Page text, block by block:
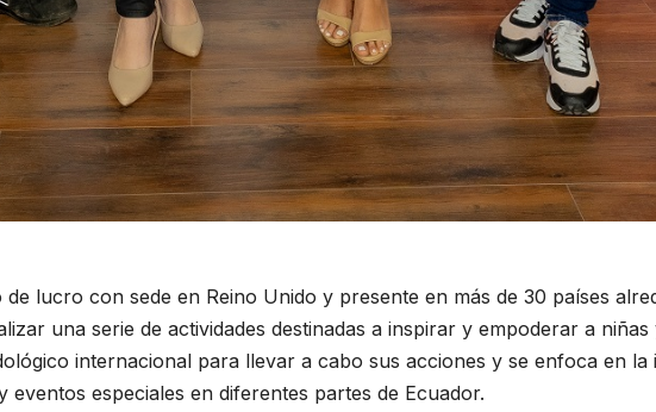
lucro con sede en Reino Unido y presente en más de 30 países
una serie de actividades destinadas a inspirar y empoderar a niñas
internacional para llevar a cabo sus acciones y se enfoca en la
especiales en diferentes partes de Ecuador.